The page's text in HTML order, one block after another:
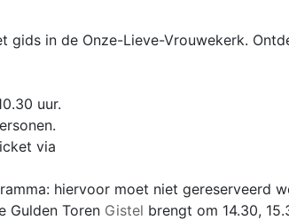
gids in de Onze-Lieve-Vrouwekerk.
uur.
via
hiervoor moet niet gereserveerd
Gulden Toren Gistel brengt om 14.30,